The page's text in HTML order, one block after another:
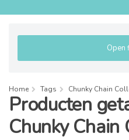
Open
Home Tags Chunky Chain
Producten
Chunky Chain